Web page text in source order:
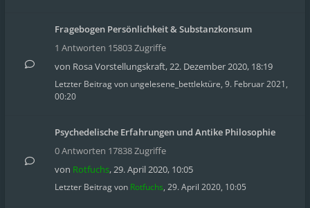
Fragebogen Persönlichkeit & Substanzkonsum
1 Antworten 15803 Zugriffe
von Rosa Vorstellungskraft,22. Dezember 2020, 18:19
Letzter Beitrag von ungelesene_bettlektüre, 9. Februar 2021,
00:20
Psychedelische Erfahrungen und Antike Philosophie
0 Antworten 17838 Zugriffe
von Rotfuchs,29. April 2020, 10:05
Letzter Beitrag von Rotfuchs, 29. April 2020, 10:05